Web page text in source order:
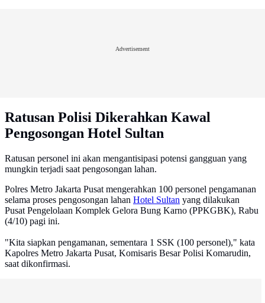
Advertisement
Ratusan Polisi Dikerahkan Kawal
Pengosongan Hotel Sultan
Ratusan personel ini akan mengantisipasi potensi gangguan yang
mungkin terjadi saat pengosongan lahan.
Polres Metro Jakarta Pusat mengerahkan 100 personel pengamanan
selama proses pengosongan lahan Hotel Sultan yang dilakukan
Pusat Pengelolaan Komplek Gelora Bung Karno (PPKGBK), Rabu
(4/10) pagi ini.
"Kita siapkan pengamanan, sementara 1 SSK (100 personel)," kata
Kapolres Metro Jakarta Pusat, Komisaris Besar Polisi Komarudin,
saat dikonfirmasi.